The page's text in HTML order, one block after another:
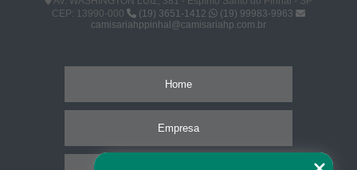
CEP: 13990-000
(19) 3651-1412
(19) 99983-9963
camisariahppinhal@camisariahp.com.br
Home
Empresa